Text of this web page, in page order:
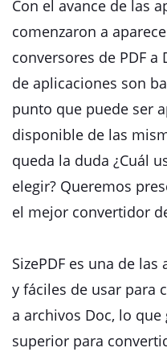
Con el avance de las
comenzaron a
conversores de PDF
de aplicaciones son
punto que puede ser
disponible de las
queda la duda ¿Cuál
elegir? Queremos
el mejor convertidor
SizePDF es una de
y fáciles de usar para
a archivos Doc, lo
superior para